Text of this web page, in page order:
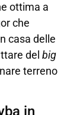
ottima a
che
casa delle
del big
terreno